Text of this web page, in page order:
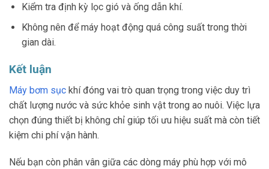
Kiểm tra định kỳ lọc gió và ống dẫn khí.
Không nên để máy hoạt động quá công suất trong thời
gian dài.
Kết luận
Máy bơm sục khí đóng vai trò quan trọng trong việc duy trì
chất lượng nước và sức khỏe sinh vật trong ao nuôi. Việc lựa
chọn đúng thiết bị không chỉ giúp tối ưu hiệu suất mà còn tiết
kiệm chi phí vận hành.
Nếu bạn còn phân vân giữa các dòng máy phù hợp với mô